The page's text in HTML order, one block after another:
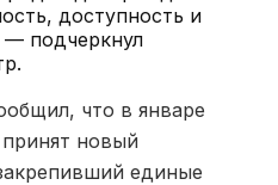
доступность и
— подчеркнул
что в январе
новый
единые